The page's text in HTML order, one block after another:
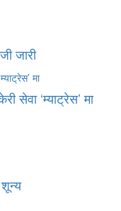
जारी
सेवा ‘म्याट्रेस’ मा